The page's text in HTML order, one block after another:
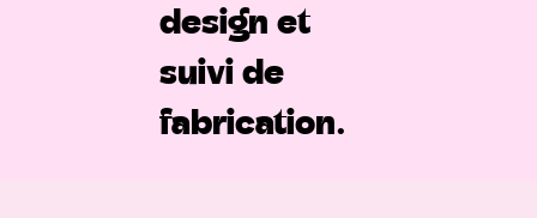
design et
suivi de
fabrication.